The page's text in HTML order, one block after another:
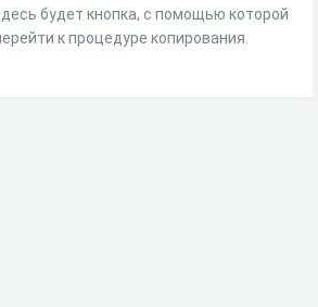
будет кнопка, с помощью которой
к процедуре копирования.